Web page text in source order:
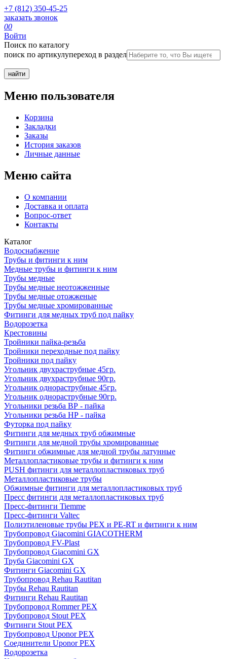
+7 (812) 350-45-25
заказать звонок
00
Войти
Поиск по каталогу
поиск по артикулупереход в раздел
Меню пользователя
Корзина
Закладки
Заказы
История заказов
Личные данные
Меню сайта
О компании
Доставка и оплата
Вопрос-ответ
Контакты
Каталог
Водоснабжение
Трубы и фитинги к ним
Медные трубы и фитинги к ним
Трубы медные
Трубы медные неотожженные
Трубы медные отожженые
Трубы медные хромированные
Фитинги для медных труб под пайку
Водорозетка
Крестовины
Тройники пайка-резьба
Тройники переходные под пайку
Тройники под пайку
Угольник двухраструбные 45гр.
Угольник двухраструбные 90гр.
Угольник однораструбные 45гр.
Угольник однораструбные 90гр.
Угольники резьба ВР - пайка
Угольники резьба НР - пайка
Футорка под пайку
Фитинги для медных труб обжимные
Фитинги для медной трубы хромированные
Фитинги обжимные для медной трубы латунные
Металлопластиковые трубы и фитинги к ним
PUSH фитинги для металлопластиковых труб
Металлопластиковые трубы
Обжимные фитинги для металлопластиковых труб
Пресс фитинги для металлопластиковых труб
Пресс-фитинги Tiemme
Пресс-фитинги Valtec
Полиэтиленовые трубы PEX и PE-RT и фитинги к ним
Трубопровод Giacomini GIACOTHERM
Трубопровод FV-Plast
Трубопровод Giacomini GX
Труба Giacomini GX
Фитинги Giacomini GX
Трубопровод Rehau Rautitan
Трубы Rehau Rautitan
Фитинги Rehau Rautitan
Трубопровод Rommer PEX
Трубопровод Stout PEX
Фитинги Stout PEX
Трубопровод Uponor PEX
Соединители Uponor PEX
Водорозетка